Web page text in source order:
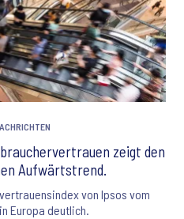
zeigt den
Aufwärtstrend.
von Ipsos vom
Europa deutlich.